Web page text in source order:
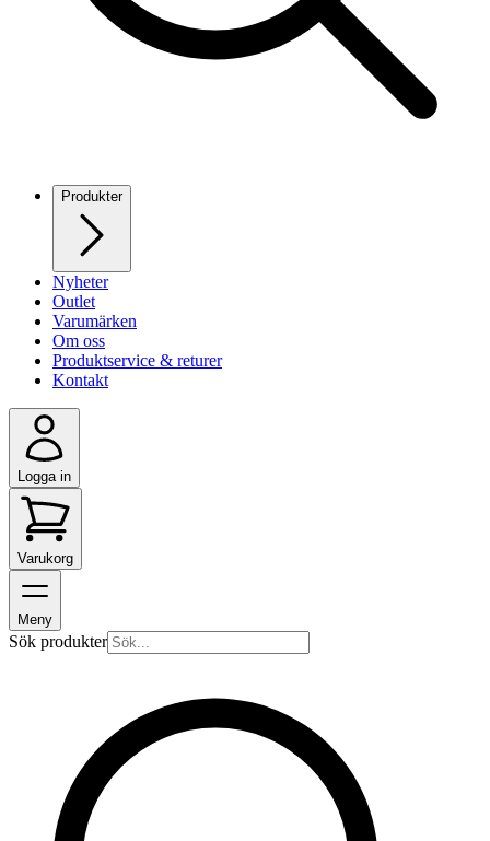
Produkter
Nyheter
Outlet
Varumärken
Om oss
Produktservice & returer
Kontakt
Logga in
Varukorg
Meny
Sök produkter